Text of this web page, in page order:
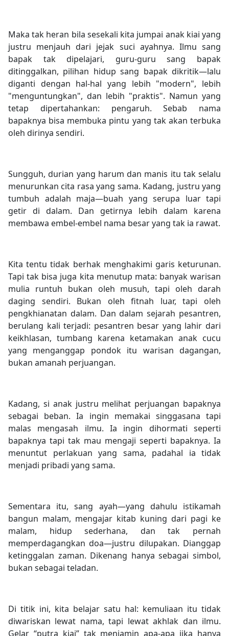
Maka tak heran bila sesekali kita jumpai anak kiai yang
justru menjauh dari jejak suci ayahnya. Ilmu sang
bapak tak dipelajari, guru-guru sang bapak
ditinggalkan, pilihan hidup sang bapak dikritik—lalu
diganti dengan hal-hal yang lebih "modern", lebih
"menguntungkan", dan lebih "praktis". Namun yang
tetap dipertahankan: pengaruh. Sebab nama
bapaknya bisa membuka pintu yang tak akan terbuka
oleh dirinya sendiri.
Sungguh, durian yang harum dan manis itu tak selalu
menurunkan cita rasa yang sama. Kadang, justru yang
tumbuh adalah maja—buah yang serupa luar tapi
getir di dalam. Dan getirnya lebih dalam karena
membawa embel-embel nama besar yang tak ia rawat.
Kita tentu tidak berhak menghakimi garis keturunan.
Tapi tak bisa juga kita menutup mata: banyak warisan
mulia runtuh bukan oleh musuh, tapi oleh darah
daging sendiri. Bukan oleh fitnah luar, tapi oleh
pengkhianatan dalam. Dan dalam sejarah pesantren,
berulang kali terjadi: pesantren besar yang lahir dari
keikhlasan, tumbang karena ketamakan anak cucu
yang menganggap pondok itu warisan dagangan,
bukan amanah perjuangan.
Kadang, si anak justru melihat perjuangan bapaknya
sebagai beban. Ia ingin memakai singgasana tapi
malas mengasah ilmu. Ia ingin dihormati seperti
bapaknya tapi tak mau mengaji seperti bapaknya. Ia
menuntut perlakuan yang sama, padahal ia tidak
menjadi pribadi yang sama.
Sementara itu, sang ayah—yang dahulu istikamah
bangun malam, mengajar kitab kuning dari pagi ke
malam, hidup sederhana, dan tak pernah
memperdagangkan doa—justru dilupakan. Dianggap
ketinggalan zaman. Dikenang hanya sebagai simbol,
bukan sebagai teladan.
Di titik ini, kita belajar satu hal: kemuliaan itu tidak
diwariskan lewat nama, tapi lewat akhlak dan ilmu.
Gelar “putra kiai” tak menjamin apa-apa jika hanya